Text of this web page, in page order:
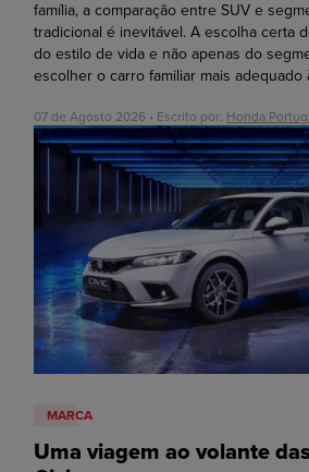
família, a comparação entre SUV e
tradicional é inevitável. A escolha certa
do estilo de vida e não apenas do
escolher o carro familiar mais adequado
07 de Agosto 2026 • Escrito por: Honda
MARCA
Uma viagem ao volante